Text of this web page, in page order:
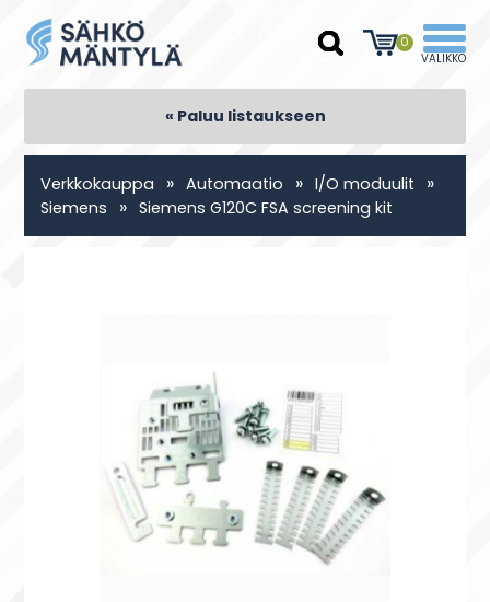
0
« Paluu listaukseen
Verkkokauppa » Automaatio » I/O moduulit »
Siemens » Siemens G120C FSA screening kit